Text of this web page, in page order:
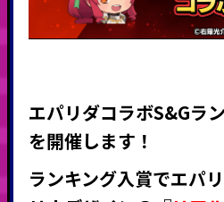
エパリダコラボS&Gラ
を開催します！
ランキング入賞でエパ